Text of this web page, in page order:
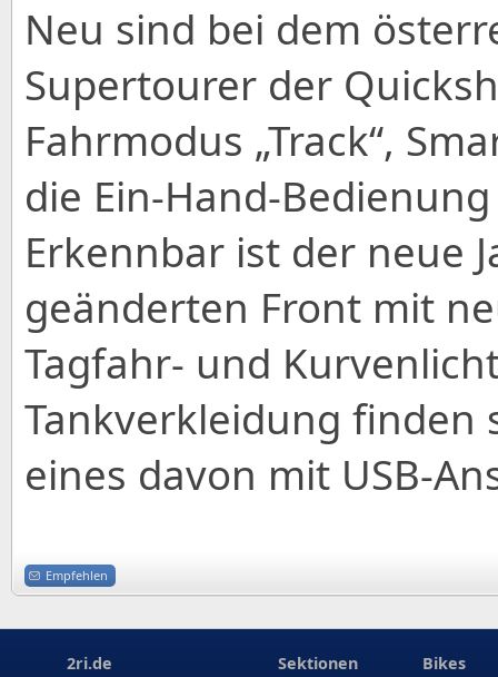
Neu sind bei dem
Supertourer der
Fahrmodus „Track“,
die Ein-Hand-
Erkennbar ist der neue
geänderten Front mit
Tagfahr- und
Tankverkleidung finden
eines davon mit USB-
Empfehlen
2ri.de Sektionen Bikes